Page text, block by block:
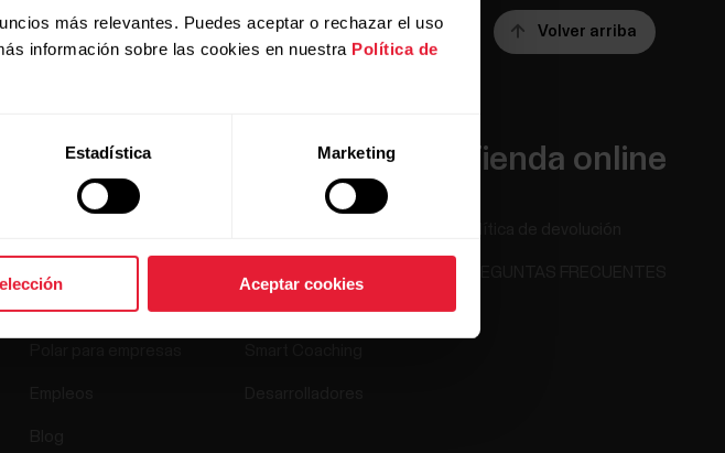
más relevantes. Puedes aceptar o rechazar el uso
información sobre las cookies en nuestra Política de
Estadística Marketing
Aceptar cookies
Volver arriba
Acerca de
Polar
La ciencia
Aplicaciones
y servicios
Aplicaciones compatibles
Tienda online